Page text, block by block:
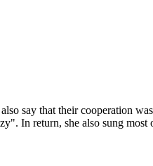
say that their cooperation
In return, she also sung most